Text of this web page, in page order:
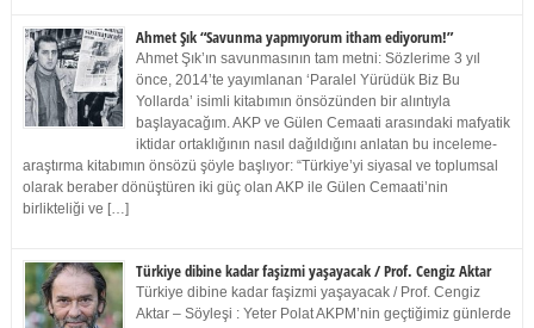
Ahmet Şık “Savunma yapmıyorum itham ediyorum!”
Ahmet Şık’ın savunmasının tam metni: Sözlerime 3 yıl
önce, 2014’te yayımlanan ‘Paralel Yürüdük Biz Bu
Yollarda’ isimli kitabımın önsözünden bir alıntıyla
başlayacağım. AKP ve Gülen Cemaati arasındaki mafyatik
iktidar ortaklığının nasıl dağıldığını anlatan bu inceleme-
araştırma kitabımın önsözü şöyle başlıyor: “Türkiye’yi siyasal ve toplumsal
olarak beraber dönüştüren iki güç olan AKP ile Gülen Cemaati’nin
birlikteliği ve […]
Türkiye dibine kadar faşizmi yaşayacak / Prof. Cengiz Aktar
Türkiye dibine kadar faşizmi yaşayacak / Prof. Cengiz
Aktar – Söyleşi : Yeter Polat AKPM’nin geçtiğimiz günlerde